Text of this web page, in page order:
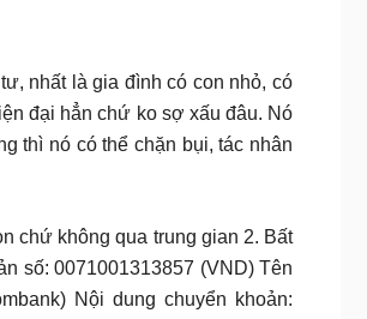
nhất là gia đình có con nhỏ, có
đại hẳn chứ ko sợ xấu đâu. Nó
thì nó có thể chặn bụi, tác nhân
chứ không qua trung gian 2. Bất
số: 0071001313857 (VND) Tên
Nội dung chuyển khoản: